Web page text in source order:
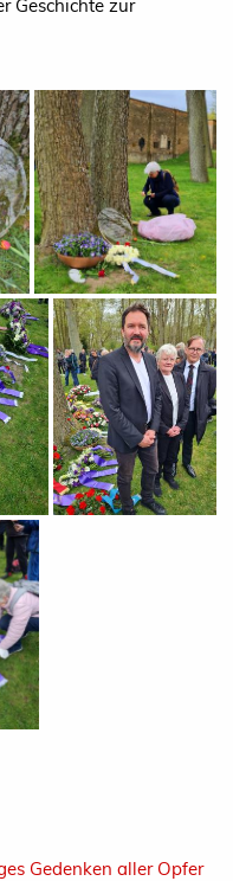
Geschichte zur
Gedenken aller Opfer